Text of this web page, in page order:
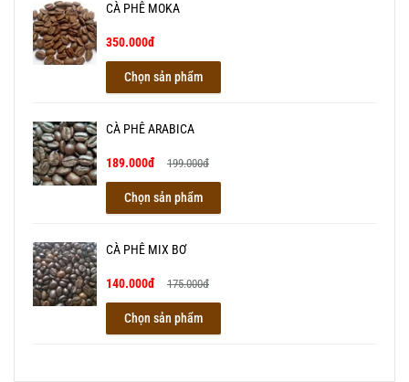
CÀ PHÊ MOKA
350.000đ
Chọn sản phẩm
CÀ PHÊ ARABICA
189.000đ 199.000đ
Chọn sản phẩm
CÀ PHÊ MIX BƠ
140.000đ 175.000đ
Chọn sản phẩm